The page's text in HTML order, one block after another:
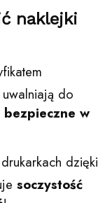
naklejki
do
bezpieczne w
dzięki
soczystość